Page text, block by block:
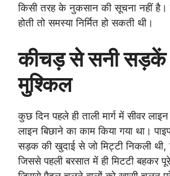
किसी तरह के नुकसान की सूचना नहीं
होती तो समस्या निर्मित हो सकती थी।
कीचड़ से सनी सड़कें
मुश्किल
कुछ दिन पहले ही ताली मार्ग में सीवर
लाइन बिछाने का काम किया गया था।
सड़क की खुदाई से जो मिट्टी निकली थी,
जिससे पहली बरसात में ही मिटटी बहकर